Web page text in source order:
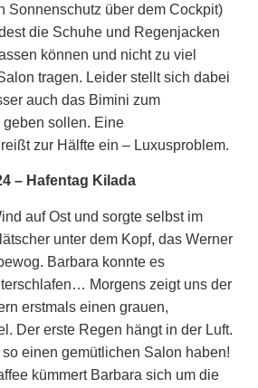
Sonnenschutz über dem Cockpit)
die Schuhe und Regenjacken
können und nicht zu viel
tragen. Leider stellt sich dabei
auch das Bimini zum
sollen. Eine
zur Hälfte ein – Luxusproblem.
– Hafentag Kilada
auf Ost und sorgte selbst im
unter dem Kopf, das Werner
Barbara konnte es
Morgens zeigt uns der
erstmals einen grauen,
Der erste Regen hängt in der Luft.
einen gemütlichen Salon haben!
kümmert Barbara sich um die